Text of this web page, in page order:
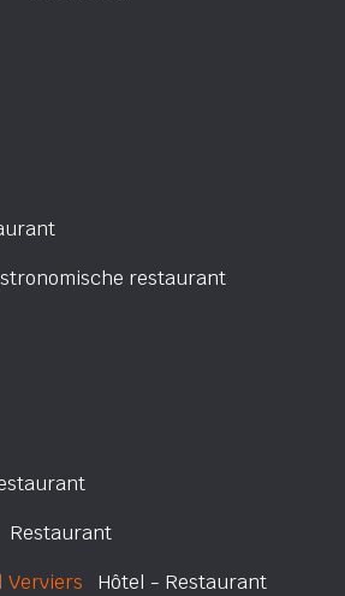
restaurant
Restaurant
Verviers Hôtel - Restaurant